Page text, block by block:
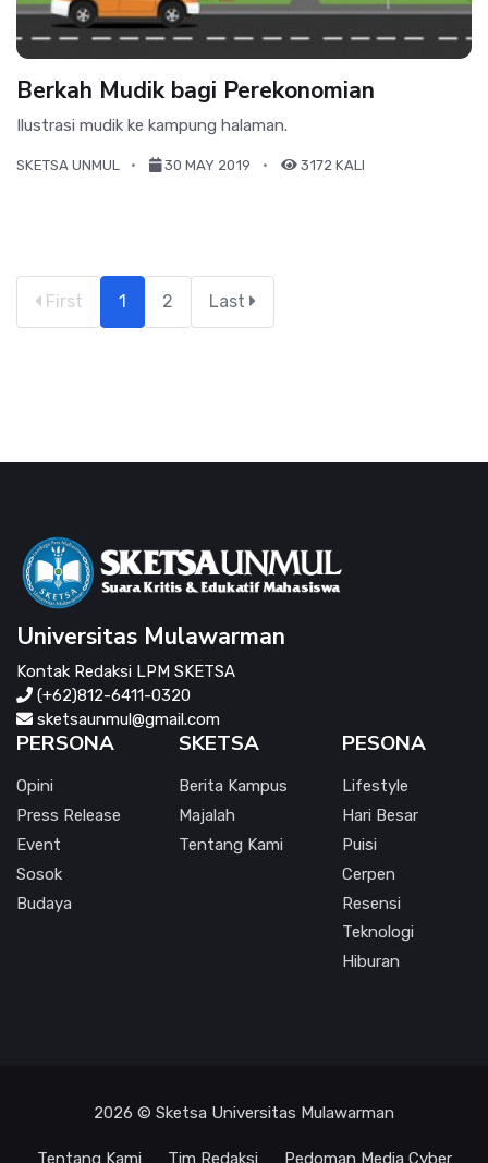
Berkah Mudik bagi Perekonomian
Ilustrasi mudik ke kampung halaman.
SKETSA UNMUL 30 MAY 2019 3172 KALI
First 1 2 Last
Universitas Mulawarman
Kontak Redaksi LPM SKETSA
(+62)812-6411-0320
sketsaunmul@gmail.com
PERSONA
Opini
Press Release
Event
Sosok
Budaya
SKETSA
Berita Kampus
Majalah
Tentang Kami
PESONA
Lifestyle
Hari Besar
Puisi
Cerpen
Resensi
Teknologi
Hiburan
2026 © Sketsa Universitas Mulawarman
Tentang Kami Tim Redaksi Pedoman Media Cyber